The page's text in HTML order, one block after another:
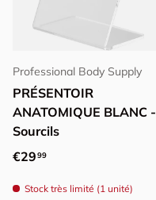
Professional Body Supply
PRÉSENTOIR
ANATOMIQUE BLANC -
Sourcils
Prix habituel
€2999
Stock très limité (1 unité)